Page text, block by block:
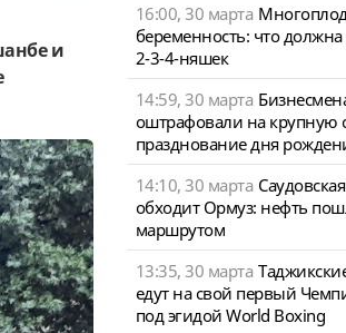
и
16:00, 30 марта
беременность: что
2-3-4-няшек
14:59, 30 марта
оштрафовали на крупную
празднование дня
14:10, 30 марта
обходит Ормуз: нефть
маршрутом
13:35, 30 марта
едут на свой первый
под эгидой World Boxing